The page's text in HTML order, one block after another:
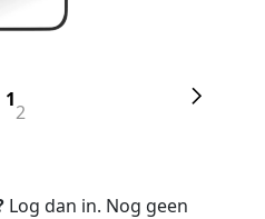
1
2
Log dan in. Nog geen